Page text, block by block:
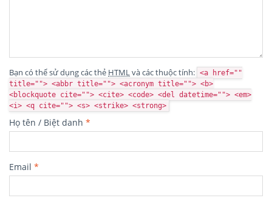
Bạn có thể sử dụng các thẻ HTMLvà các thuộc tính: <a href=""
title=""> <abbr title=""> <acronym title=""> <b>
<blockquote cite=""> <cite> <code> <del datetime=""> <em>
<i> <q cite=""> <s> <strike> <strong>
Họ tên / Biệt danh *
Email *